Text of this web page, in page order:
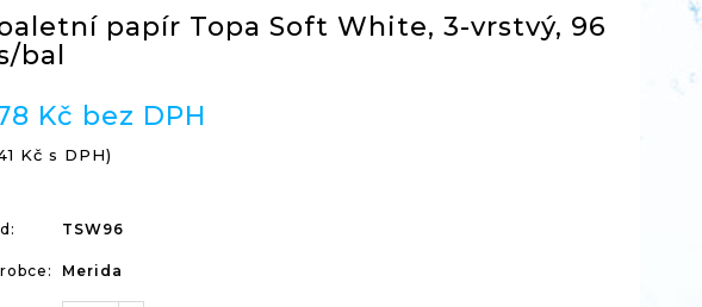
papír Topa Soft White, 3-vrstvý, 96
bal
Kč bez DPH
Kč s DPH)
TSW96
Merida